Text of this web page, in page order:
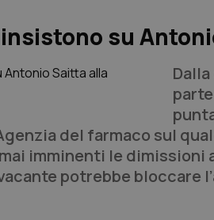
su
del farmaco sul
imminenti le
potrebbe bloccare